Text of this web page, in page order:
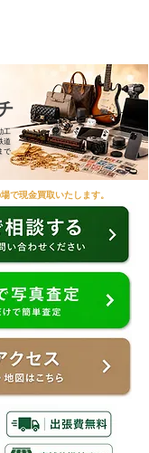
工
道
で
で現金買取いたします。